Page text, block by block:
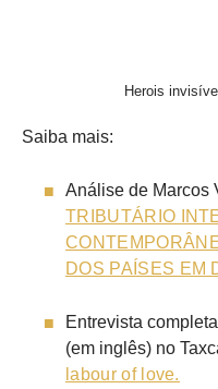
Herois
Saiba mais:
Análise de Marcos
TRIBUTÁRIO
DOS PAÍSES EM
Entrevista
(em inglês) no
labour of love.